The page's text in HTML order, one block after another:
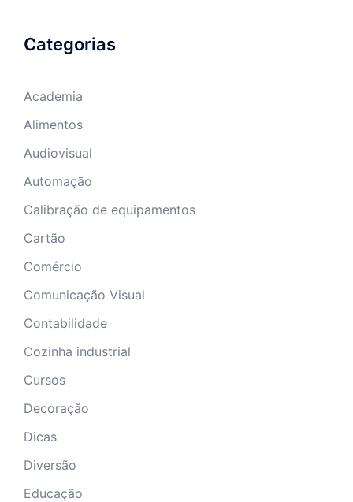
Categorias
Academia
Alimentos
Audiovisual
Automação
Calibração de equipamentos
Cartão
Comércio
Comunicação Visual
Contabilidade
Cozinha industrial
Cursos
Decoração
Dicas
Diversão
Educação